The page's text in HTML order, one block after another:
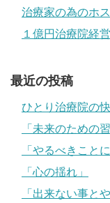
治療家の為のホ
１億円治療院経
最近の投稿
ひとり治療院の
「未来のための
「やるべきこと
「心の揺れ」
「出来ない事と